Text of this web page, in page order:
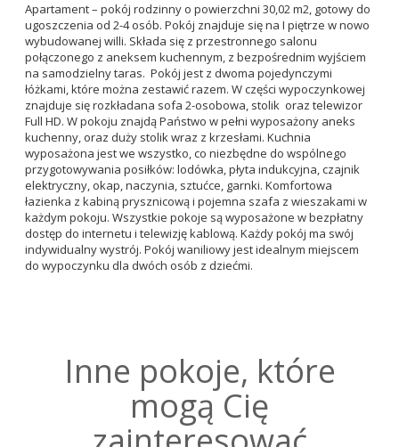
Apartament – pokój rodzinny o powierzchni 30,02 m2, gotowy do
ugoszczenia od 2-4 osób. Pokój znajduje się na I piętrze w nowo
wybudowanej willi. Składa się z przestronnego salonu
połączonego z aneksem kuchennym, z bezpośrednim wyjściem
na samodzielny taras. Pokój jest z dwoma pojedynczymi
łóżkami, które można zestawić razem. W części wypoczynkowej
znajduje się rozkładana sofa 2-osobowa, stolik oraz telewizor
Full HD. W pokoju znajdą Państwo w pełni wyposażony aneks
kuchenny, oraz duży stolik wraz z krzesłami. Kuchnia
wyposażona jest we wszystko, co niezbędne do wspólnego
przygotowywania posiłków: lodówka, płyta indukcyjna, czajnik
elektryczny, okap, naczynia, sztućce, garnki. Komfortowa
łazienka z kabiną prysznicową i pojemna szafa z wieszakami w
każdym pokoju. Wszystkie pokoje są wyposażone w bezpłatny
dostęp do internetu i telewizję kablową. Każdy pokój ma swój
indywidualny wystrój. Pokój waniliowy jest idealnym miejscem
do wypoczynku dla dwóch osób z dziećmi.
Inne pokoje, które
mogą Cię